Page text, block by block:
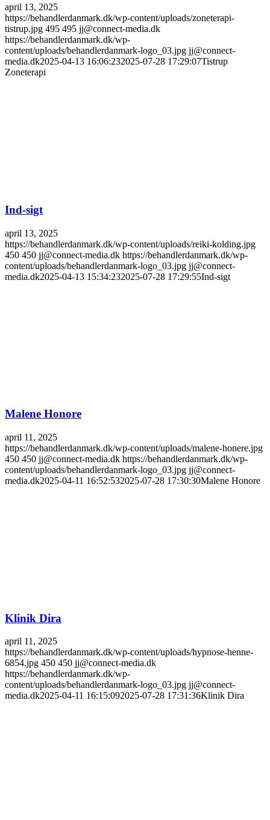
april 13, 2025
https://behandlerdanmark.dk/wp-content/uploads/zoneterapi-
tistrup.jpg 495 495 jj@connect-media.dk
https://behandlerdanmark.dk/wp-
content/uploads/behandlerdanmark-logo_03.jpg jj@connect-
media.dk2025-04-13 16:06:232025-07-28 17:29:07Tistrup
Zoneterapi
Ind-sigt
april 13, 2025
https://behandlerdanmark.dk/wp-content/uploads/reiki-kolding.jpg
450 450 jj@connect-media.dk https://behandlerdanmark.dk/wp-
content/uploads/behandlerdanmark-logo_03.jpg jj@connect-
media.dk2025-04-13 15:34:232025-07-28 17:29:55Ind-sigt
Malene Honore
april 11, 2025
https://behandlerdanmark.dk/wp-content/uploads/malene-honere.jpg
450 450 jj@connect-media.dk https://behandlerdanmark.dk/wp-
content/uploads/behandlerdanmark-logo_03.jpg jj@connect-
media.dk2025-04-11 16:52:532025-07-28 17:30:30Malene Honore
Klinik Dira
april 11, 2025
https://behandlerdanmark.dk/wp-content/uploads/hypnose-henne-
6854.jpg 450 450 jj@connect-media.dk
https://behandlerdanmark.dk/wp-
content/uploads/behandlerdanmark-logo_03.jpg jj@connect-
media.dk2025-04-11 16:15:092025-07-28 17:31:36Klinik Dira